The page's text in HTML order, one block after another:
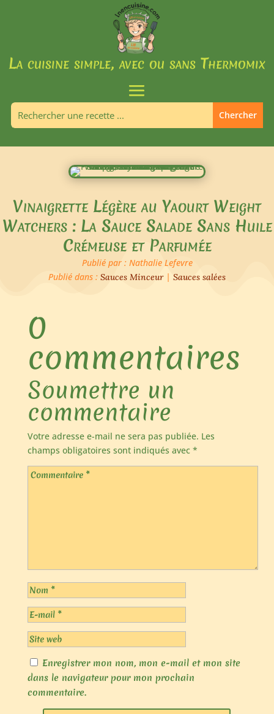
La cuisine simple, avec ou sans Thermomix
Vinaigrette Légère au Yaourt Weight
Watchers : La Sauce Salade Sans Huile
Crémeuse et Parfumée
Publié par : Nathalie Lefevre
Publié dans : Sauces Minceur| Sauces salées
0
commentaires
Soumettre un
commentaire
Votre adresse e-mail ne sera pas publiée. Les
champs obligatoires sont indiqués avec *
Enregistrer mon nom, mon e-mail et mon site
dans le navigateur pour mon prochain
commentaire.